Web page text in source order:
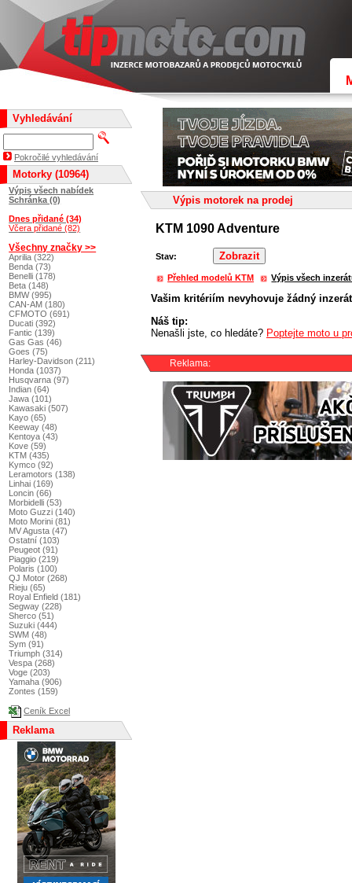
Výpis motorek na prodej
KTM 1090 Adventure
Stav:
Přehled modelů KTM Výpis všech
Vašim kritériím nevyhovuje žádný
Náš tip:
Nenašli jste, co hledáte? Poptejte moto u
Reklama:
Vyhledávání
Pokročilé vyhledávání
Motorky (10964)
Výpis všech nabídek
Schránka (0)
Dnes přidané (34)
Včera přidané (82)
Všechny značky >>
Aprilia (322)
Benda (73)
Benelli (178)
Beta (148)
BMW (995)
CAN-AM (180)
CFMOTO (691)
Ducati (392)
Fantic (139)
Gas Gas (46)
Goes (75)
Harley-Davidson (211)
Honda (1037)
Husqvarna (97)
Indian (64)
Jawa (101)
Kawasaki (507)
Kayo (65)
Keeway (48)
Kentoya (43)
Kove (59)
KTM (435)
Kymco (92)
Leramotors (138)
Linhai (169)
Loncin (66)
Morbidelli (53)
Moto Guzzi (140)
Moto Morini (81)
MV Agusta (47)
Ostatní (103)
Peugeot (91)
Piaggio (219)
Polaris (100)
QJ Motor (268)
Rieju (65)
Royal Enfield (181)
Segway (228)
Sherco (51)
Suzuki (444)
SWM (48)
Sym (91)
Triumph (314)
Vespa (268)
Voge (203)
Yamaha (906)
Zontes (159)
Ceník Excel
Reklama